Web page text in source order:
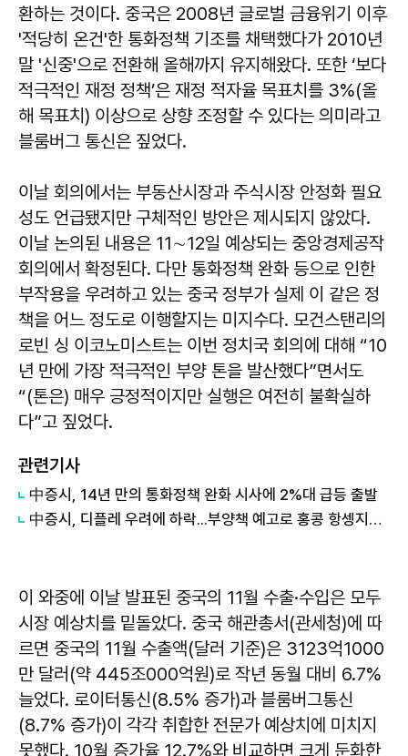
환하는 것이다. 중국은 2008년 글로벌 금융위기 이후
'적당히 온건'한 통화정책 기조를 채택했다가 2010년
말 '신중'으로 전환해 올해까지 유지해왔다. 또한 ‘보다
적극적인 재정 정책’은 재정 적자율 목표치를 3%(올
해 목표치) 이상으로 상향 조정할 수 있다는 의미라고
블룸버그 통신은 짚었다.
이날 회의에서는 부동산시장과 주식시장 안정화 필요
성도 언급됐지만 구체적인 방안은 제시되지 않았다.
이날 논의된 내용은 11∼12일 예상되는 중앙경제공작
회의에서 확정된다. 다만 통화정책 완화 등으로 인한
부작용을 우려하고 있는 중국 정부가 실제 이 같은 정
책을 어느 정도로 이행할지는 미지수다. 모건스탠리의
로빈 싱 이코노미스트는 이번 정치국 회의에 대해 “10
년 만에 가장 적극적인 부양 톤을 발산했다”면서도
“(톤은) 매우 긍정적이지만 실행은 여전히 불확실하
다”고 짚었다.
관련기사
中증시, 14년 만의 통화정책 완화 시사에 2%대 급등 출발
中증시, 디플레 우려에 하락...부양책 예고로 홍콩 항셍지수는 2.8% 급등
이 와중에 이날 발표된 중국의 11월 수출·수입은 모두
시장 예상치를 밑돌았다. 중국 해관총서(관세청)에 따
르면 중국의 11월 수출액(달러 기준)은 3123억1000
만 달러(약 445조000억원)로 작년 동월 대비 6.7%
늘었다. 로이터통신(8.5% 증가)과 블룸버그통신
(8.7% 증가)이 각각 취합한 전문가 예상치에 미치지
못했다. 10월 증가율 12.7%와 비교하면 크게 둔화한